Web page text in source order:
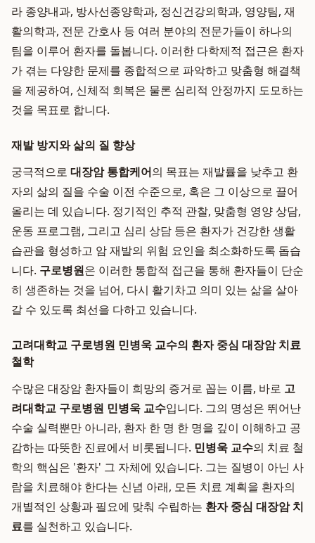
라 종양내과, 방사선종양학과, 정신건강의학과, 영양팀, 재
활의학과, 전문 간호사 등 여러 분야의 전문가들이 하나의
팀을 이루어 환자를 돌봅니다. 이러한 다학제적 접근은 환자
가 겪는 다양한 문제를 종합적으로 파악하고 맞춤형 해결책
을 제공하여, 신체적 회복은 물론 심리적 안정까지 도모하는
것을 목표로 합니다.
재발 방지와 삶의 질 향상
궁극적으로 대장암 통합케어의 목표는 재발률을 낮추고 환
자의 삶의 질을 수술 이전 수준으로, 혹은 그 이상으로 끌어
올리는 데 있습니다. 정기적인 추적 관찰, 맞춤형 영양 상담,
운동 프로그램, 그리고 심리 상담 등은 환자가 건강한 생활
습관을 형성하고 암 재발의 위험 요인을 최소화하도록 돕습
니다. 구로병원은 이러한 통합적 접근을 통해 환자들이 단순
히 생존하는 것을 넘어, 다시 활기차고 의미 있는 삶을 살아
갈 수 있도록 최선을 다하고 있습니다.
고려대학교 구로병원 민병욱 교수의 환자 중심 대장암 치료
철학
수많은 대장암 환자들이 희망의 증거로 꼽는 이름, 바로 고
려대학교 구로병원 민병욱 교수입니다. 그의 명성은 뛰어난
수술 실력뿐만 아니라, 환자 한 명 한 명을 깊이 이해하고 공
감하는 따뜻한 진료에서 비롯됩니다. 민병욱 교수의 치료 철
학의 핵심은 '환자' 그 자체에 있습니다. 그는 질병이 아닌 사
람을 치료해야 한다는 신념 아래, 모든 치료 계획을 환자의
개별적인 상황과 필요에 맞춰 수립하는 환자 중심 대장암 치
료를 실천하고 있습니다.